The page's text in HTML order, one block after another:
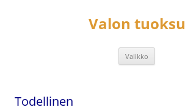
Valon tuoksu
Valikko
Todellinen